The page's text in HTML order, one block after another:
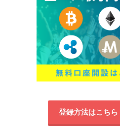
登録方法はこちら